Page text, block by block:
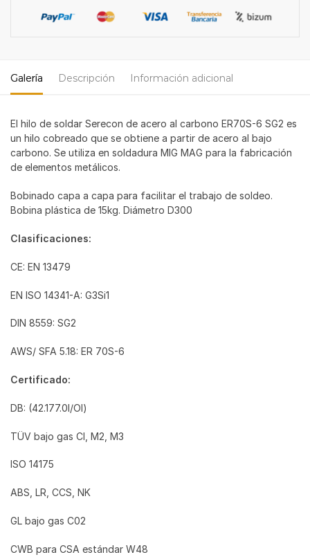
carbono
SG2
1,0
cantidad
Galería Descripción Información adicional
El hilo de soldar Serecon de acero al carbono ER70S-6 SG2 es
un hilo cobreado que se obtiene a partir de acero al bajo
carbono. Se utiliza en soldadura MIG MAG para la fabricación
de elementos metálicos.
Bobinado capa a capa para facilitar el trabajo de soldeo.
Bobina plástica de 15kg. Diámetro D300
Clasificaciones:
CE: EN 13479
EN ISO 14341-A: G3Si1
DIN 8559: SG2
AWS/ SFA 5.18: ER 70S-6
Certificado:
DB: (42.177.0l/Ol)
TÜV bajo gas Cl, M2, M3
ISO 14175
ABS, LR, CCS, NK
GL bajo gas C02
CWB para CSA estándar W48